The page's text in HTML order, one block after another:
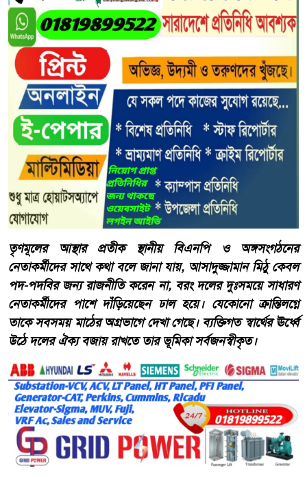
​তৃণমূলের আস্থার প্রতীক ​স্থানীয় বিএনপি ও অঙ্গসংগঠনের
নেতাকর্মীদের সাথে কথা বলে জানা যায়, আসাদুজ্জামান মিঠু কেবল
পদ-পদবির জন্য রাজনীতি করেন না, বরং দলের দুঃসময়ে সাধারণ
নেতাকর্মীদের পাশে দাঁড়িয়েছেন ঢাল হয়ে। যেকোনো ক্রান্তিলগ্নে
তাকে সবসময় মাঠের অগ্রভাগে দেখা গেছে। ব্যক্তিগত স্বার্থের ঊর্ধ্বে
উঠে দলের ঐক্য বজায় রাখতে তার ভূমিকা সর্বজনস্বীকৃত।